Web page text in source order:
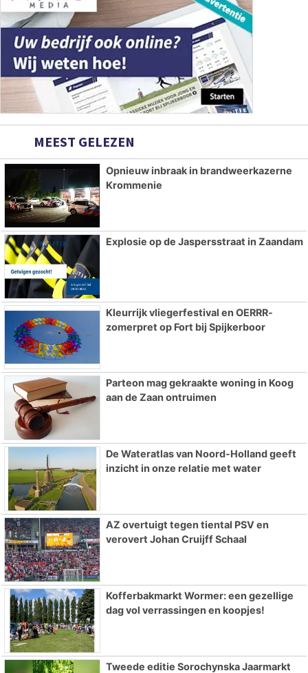
MEEST GELEZEN
Opnieuw inbraak in brandweerkazerne
Krommenie
Explosie op de Jaspersstraat in Zaandam
Kleurrijk vliegerfestival en OERRR-
zomerpret op Fort bij Spijkerboor
Parteon mag gekraakte woning in Koog
aan de Zaan ontruimen
De Wateratlas van Noord-Holland geeft
inzicht in onze relatie met water
AZ overtuigt tegen tiental PSV en
verovert Johan Cruijff Schaal
Kofferbakmarkt Wormer: een gezellige
dag vol verrassingen en koopjes!
Tweede editie Sorochynska Jaarmarkt